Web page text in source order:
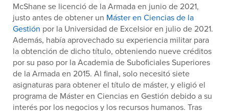
McShane se licenció de la Armada en junio de 2021,
justo antes de obtener un Máster en Ciencias de la
Gestión por la Universidad de Excelsior en julio de 2021.
Además, había aprovechado su experiencia militar para
la obtención de dicho título, obteniendo nueve créditos
por su paso por la Academia de Suboficiales Superiores
de la Armada en 2015. Al final, solo necesitó siete
asignaturas para obtener el título de máster, y eligió el
programa de Máster en Ciencias en Gestión debido a su
interés por los negocios y los recursos humanos. Tras